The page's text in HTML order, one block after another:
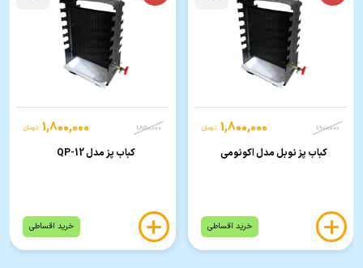
1,900,000
1,800,000 تومان
کباب پز نوبل مدل اکونومی
خرید اقساطی
1,850,000
1,800,000 تومان
کباب پز مدل QP-12
خرید اقساطی